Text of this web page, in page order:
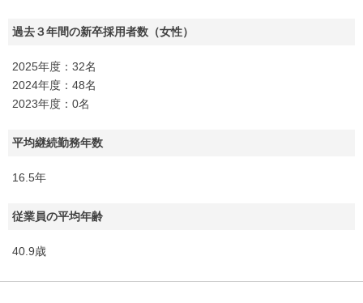
過去３年間の新卒採用者数（女性）
2025年度：32名
2024年度：48名
2023年度：0名
平均継続勤務年数
16.5年
従業員の平均年齢
40.9歳